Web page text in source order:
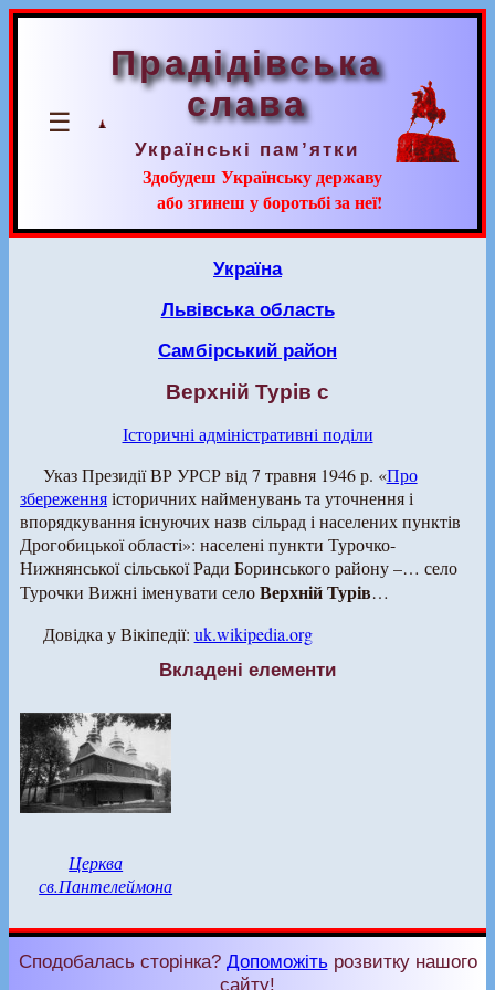
☰
Прадідівська
слава
Українські пам’ятки
Здобудеш Українську державу
або згинеш у боротьбі за неї!
Україна
Львівська область
Самбірський район
Верхній Турів с
Історичні адміністративні поділи
Указ Президії ВР УРСР від 7 травня 1946 р. «Про
збереженняісторичних найменувань та уточнення і
впорядкування існуючих назв сільрад і населених пунктів
Дрогобицької області»: населені пункти Турочко-
Нижнянської сільської Ради Боринського району –… село
Турочки Вижні іменувати селоВерхній Турів…
Довідка у Вікіпедії: uk.wikipedia.org
Вкладені елементи
Церква
св.Пантелеймона
Сподобалась сторінка? Допоможіть розвитку нашого
сайту!